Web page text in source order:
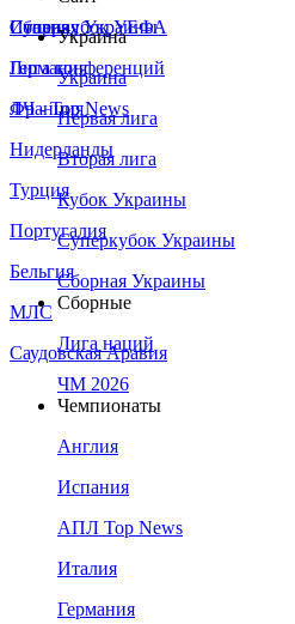
Сборная Украины
Италия
Германия
Франция
Нидерланды
Турция
Португалия
Бельгия
МЛС
Саудовская Аравия
Суперкубок УЕФА
Лига конференций
ЛЧ - Top News
Украина
Украина
Первая лига
Вторая лига
Кубок Украины
Суперкубок Украины
Сборная Украины
Сборные
Лига наций
ЧМ 2026
Чемпионаты
Англия
Испания
АПЛ Top News
Италия
Германия